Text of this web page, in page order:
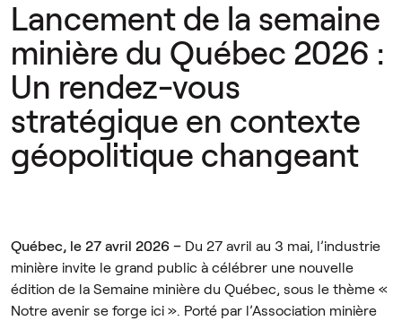
Lancement de la semaine
minière du Québec 2026 :
Un rendez-vous
stratégique en contexte
géopolitique changeant
Québec, le 27 avril 2026 – Du 27 avril au 3 mai, l’industrie
minière invite le grand public à célébrer une nouvelle
édition de la Semaine minière du Québec, sous le thème «
Notre avenir se forge ici ». Porté par l’Association minière